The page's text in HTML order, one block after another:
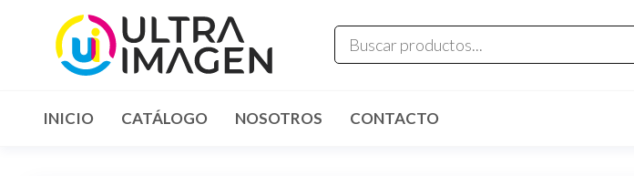
INICIO CATÁLOGO NOSOTROS CONTACTO